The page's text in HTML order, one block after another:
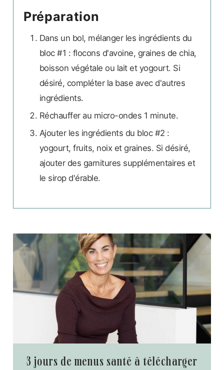
Préparation
Dans un bol, mélanger les ingrédients du
bloc #1 : flocons d'avoine, graines de chia,
boisson végétale ou lait et yogourt. Si
désiré, compléter la base avec d'autres
ingrédients.
Réchauffer au micro-ondes 1 minute.
Ajouter les ingrédients du bloc #2 :
yogourt, fruits, noix et graines. Si désiré,
ajouter des garnitures supplémentaires et
le sirop d'érable.
3 jours de menus santé à télécharger